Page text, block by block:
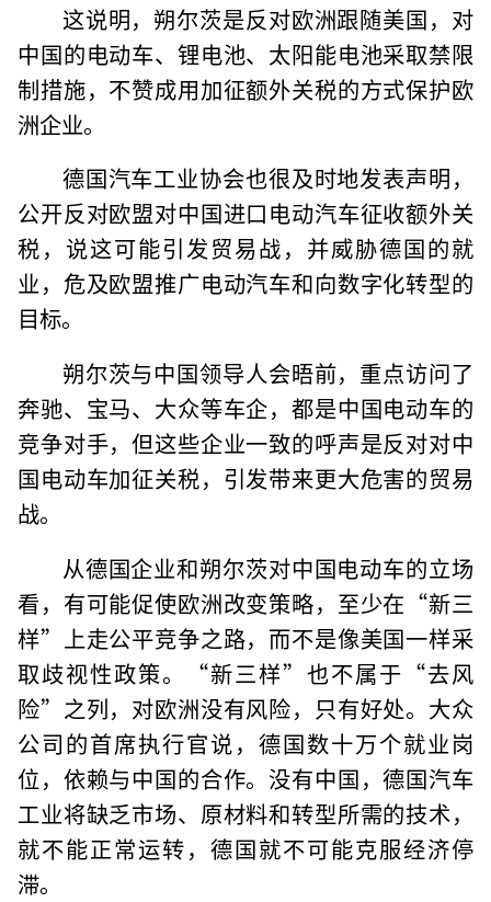
这说明，朔尔茨是反对欧洲跟随美国，对
中国的电动车、锂电池、太阳能电池采取禁限
制措施，不赞成用加征额外关税的方式保护欧
洲企业。
德国汽车工业协会也很及时地发表声明，
公开反对欧盟对中国进口电动汽车征收额外关
税，说这可能引发贸易战，并威胁德国的就
业，危及欧盟推广电动汽车和向数字化转型的
目标。
朔尔茨与中国领导人会晤前，重点访问了
奔驰、宝马、大众等车企，都是中国电动车的
竞争对手，但这些企业一致的呼声是反对对中
国电动车加征关税，引发带来更大危害的贸易
战。
从德国企业和朔尔茨对中国电动车的立场
看，有可能促使欧洲改变策略，至少在“新三
样”上走公平竞争之路，而不是像美国一样采
取歧视性政策。“新三样”也不属于“去风
险”之列，对欧洲没有风险，只有好处。大众
公司的首席执行官说，德国数十万个就业岗
位，依赖与中国的合作。没有中国，德国汽车
工业将缺乏市场、原材料和转型所需的技术，
就不能正常运转，德国就不可能克服经济停
滞。